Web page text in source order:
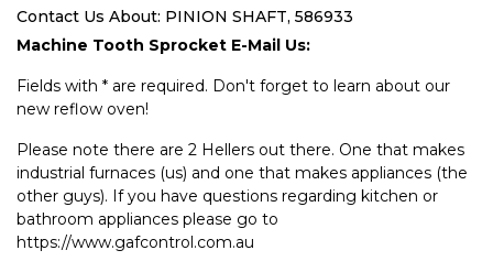
Contact Us About: PINION SHAFT, 586933
Machine Tooth Sprocket E-Mail Us:
Fields with * are required. Don't forget to learn about our
new reflow oven!
Please note there are 2 Hellers out there. One that makes
industrial furnaces (us) and one that makes appliances (the
other guys). If you have questions regarding kitchen or
bathroom appliances please go to
https://www.gafcontrol.com.au